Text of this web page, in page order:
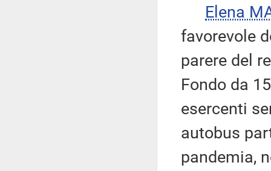
Elena
favorevole
parere del
Fondo da
esercenti
autobus
pandemia,